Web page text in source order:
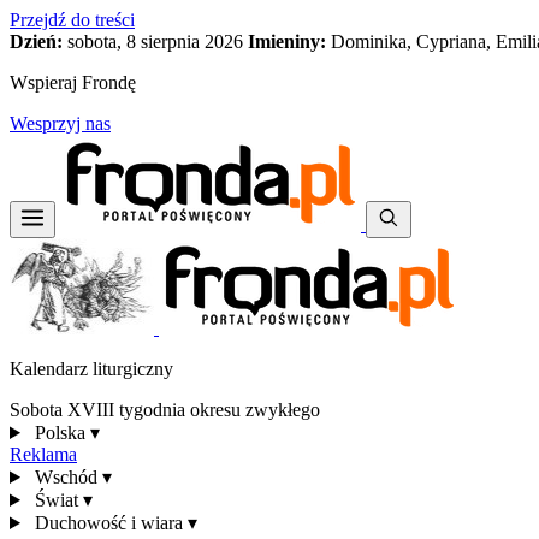
Przejdź do treści
Dzień: sobota, 8 sierpnia 2026 Imieniny: Dominika, Cypriana,
Wspieraj Frondę
Wesprzyj nas
Kalendarz liturgiczny
Sobota XVIII tygodnia okresu zwykłego
Polska ▾
Reklama
Wschód ▾
Świat ▾
Duchowość i wiara ▾